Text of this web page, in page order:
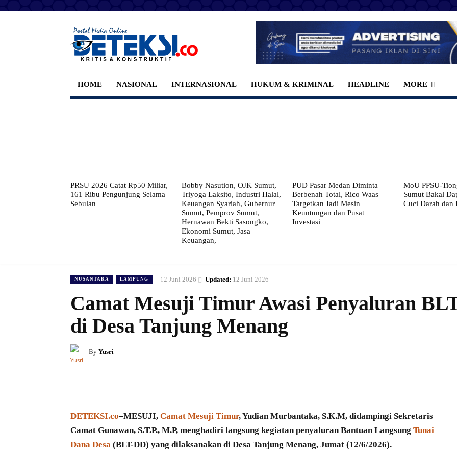
HOME NASIONAL INTERNASIONAL HUKUM & KRIMINAL HEADLINE MORE
PRSU 2026 Catat Rp50 Miliar,
161 Ribu Pengunjung Selama
Sebulan
Bobby Nasution, OJK Sumut,
Triyoga Laksito, Industri Halal,
Keuangan Syariah, Gubernur
Sumut, Pemprov Sumut,
Hernawan Bekti Sasongko,
Ekonomi Sumut, Jasa
Keuangan,
PUD Pasar Medan Diminta
Berbenah Total, Rico Waas
Targetkan Jadi Mesin
Keuntungan dan Pusat
Investasi
MoU PPSU-
Sumut Bakal
Cuci Darah dan
NUSANTARA LAMPUNG 12 Juni 2026 Updated: 12 Juni 2026
Camat Mesuji Timur Awasi Penyaluran
di Desa Tanjung Menang
By Yusri
DETEKSI.co–MESUJI, Camat Mesuji Timur, Yudian Murbantaka, S.K.M, didampingi Sekretaris
Camat Gunawan, S.T.P., M.P, menghadiri langsung kegiatan penyaluran Bantuan Langsung Tunai
Dana Desa (BLT-DD) yang dilaksanakan di Desa Tanjung Menang, Jumat (12/6/2026).